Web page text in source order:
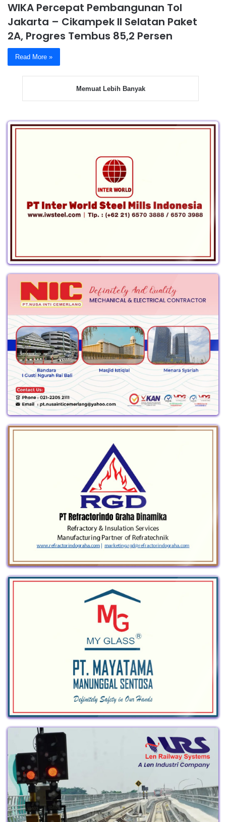
WIKA Percepat Pembangunan Tol
Jakarta – Cikampek II Selatan Paket
2A, Progres Tembus 85,2 Persen
Read More »
Memuat Lebih Banyak